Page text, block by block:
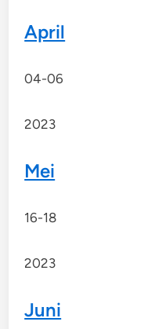
April
04-06
2023
Mei
16-18
2023
Juni